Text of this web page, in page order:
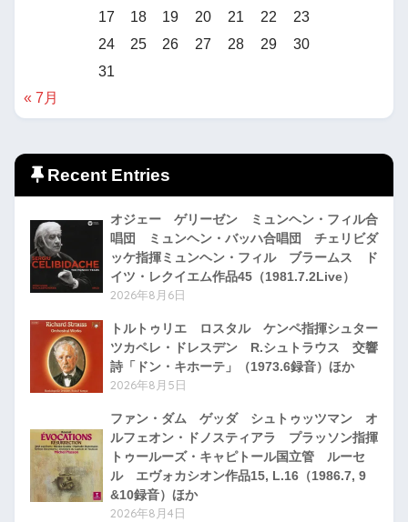
17
18 19 20 21 22
23
24
25 26 27 28 29
30
31
« 7月
Recent Entries
オジェー ゲリーゼン ミュンヘン・フィル合
唱団 ミュンヘン・バッハ合唱団 チェリビダ
ッケ指揮ミュンヘン・フィル ブラームス ド
イツ・レクイエム作品45（1981.7.2Live）
2026年8月6日
トルトゥリエ ロスタル ケンペ指揮シュター
ツカペレ・ドレスデン R.シュトラウス 交響
詩「ドン・キホーテ」（1973.6録音）ほか
2026年8月5日
ファン・ダム ゲッダ シュトゥッツマン オ
ルフェオン・ドノスティアラ プラッソン指揮
トゥールーズ・キャピトール国立管 ルーセ
ル エヴォカシオン作品15, L.16（1986.7, 9
&10録音）ほか
2026年8月4日